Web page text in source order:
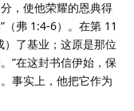
，使他荣耀的恩典得
弗 1:4-6）。在第 11
）了基业；这原是那位
”在这封书信伊始，保
事实上，他把它作为